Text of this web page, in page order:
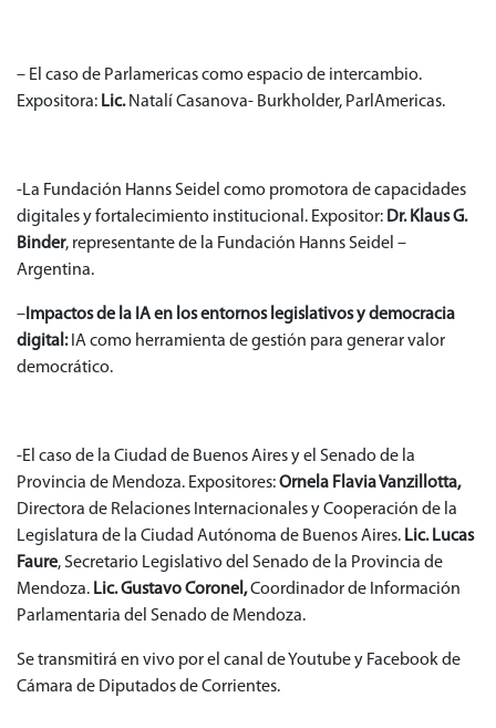
– El caso de Parlamericas como espacio de intercambio.
Expositora: Lic.Natalí Casanova- Burkholder, ParlAmericas.
-La Fundación Hanns Seidel como promotora de capacidades
digitales y fortalecimiento institucional. Expositor: Dr. Klaus G.
Binder, representante de la Fundación Hanns Seidel –
Argentina.
– Impactos de la IA en los entornos legislativos y democracia
digital:IA como herramienta de gestión para generar valor
democrático.
-El caso de la Ciudad de Buenos Aires y el Senado de la
Provincia de Mendoza. Expositores:Ornela Flavia Vanzillotta,
Directora de Relaciones Internacionales y Cooperación de la
Legislatura de la Ciudad Autónoma de Buenos Aires. Lic. Lucas
Faure, Secretario Legislativo del Senado de la Provincia de
Mendoza. Lic. Gustavo Coronel,Coordinador de Información
Parlamentaria del Senado de Mendoza.
Se transmitirá en vivo por el canal de Youtube y Facebook de
Cámara de Diputados de Corrientes.